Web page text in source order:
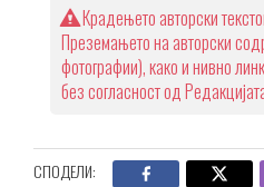
Крадењето авторски
Преземањето на авторски
фотографии), како и нивно
без согласност од
СПОДЕЛИ: